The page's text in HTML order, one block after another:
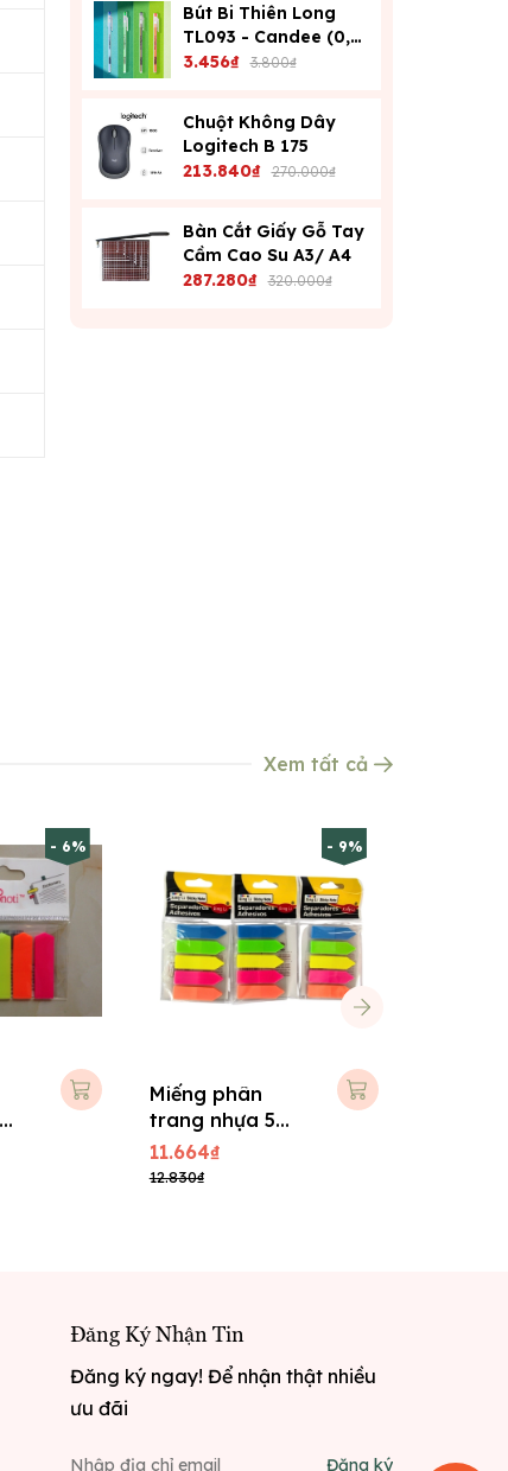
Bút Bi Thiên Long
TL093 - Candee (0,6
Mm) - Xanh
3.456₫ 3.800₫
Chuột Không Dây
Logitech B 175
213.840₫ 270.000₫
Bàn Cắt Giấy Gỗ Tay
Cầm Cao Su A3/ A4
287.280₫ 320.000₫
Xem tất cả
- 6% - 9%
Miếng phân
trang nhựa 5
màu Xing Li
11.664₫
12.830₫
Đăng Ký Nhận Tin
Đăng ký ngay! Để nhận thật nhiều
ưu đãi
Đăng ký